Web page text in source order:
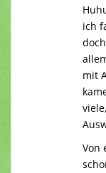
ich
mit
Von